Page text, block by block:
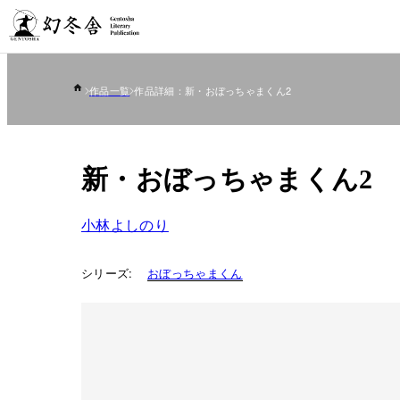
作品一覧 作品詳細：新・おぼっちゃまくん2
新・おぼっちゃまくん2
小林よしのり
シリーズ: おぼっちゃまくん